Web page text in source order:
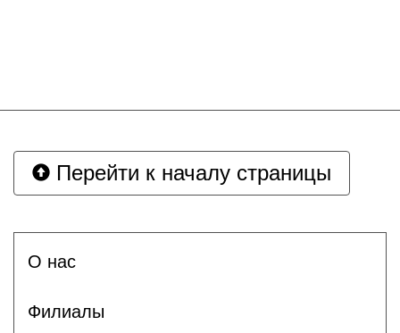
Перейти к началу страницы
О нас
Филиалы